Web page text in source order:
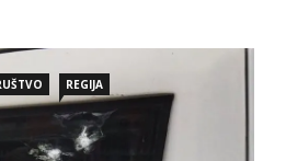
REGIJA